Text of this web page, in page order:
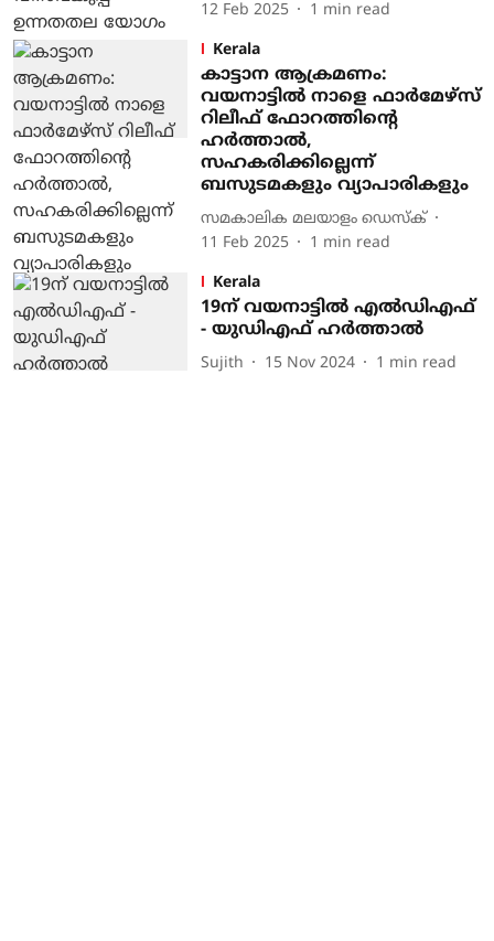
12 Feb 2025
1 min read
Kerala
കാട്ടാന ആക്രമണം:
വയനാട്ടില്‍ നാളെ ഫാര്‍മേഴ്‌സ്
റിലീഫ് ഫോറത്തിന്റെ
ഹര്‍ത്താല്‍,
സഹകരിക്കില്ലെന്ന്
ബസുടമകളും വ്യാപാരികളും
സമകാലിക മലയാളം ഡെസ്ക്
11 Feb 2025
1 min read
Kerala
19ന് വയനാട്ടില്‍ എല്‍ഡിഎഫ്
- യുഡിഎഫ് ഹര്‍ത്താല്‍
Sujith 15 Nov 2024 1 min read